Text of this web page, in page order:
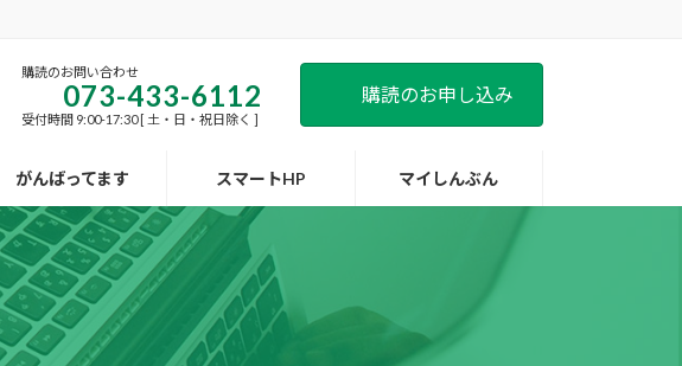
購読のお問い合わせ
073-433-6112
受付時間 9:00-17:30 [ 土・日・祝日除く ]
購読のお申し込み
がんばってます スマートHP マイしんぶん